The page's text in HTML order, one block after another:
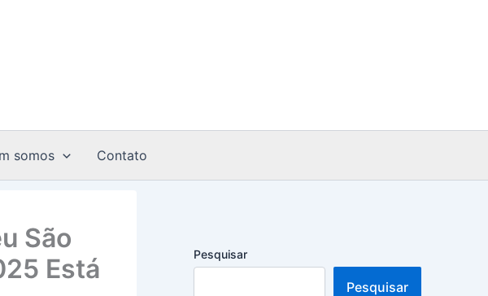
somos Contato
São
Está
Pesquisar
Pesquisar